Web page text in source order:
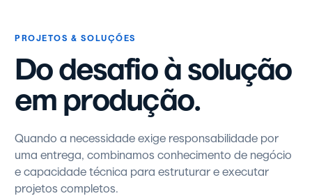
PROJETOS & SOLUÇÕES
Do desafio à solução
em produção.
Quando a necessidade exige responsabilidade por
uma entrega, combinamos conhecimento de negócio
e capacidade técnica para estruturar e executar
projetos completos.